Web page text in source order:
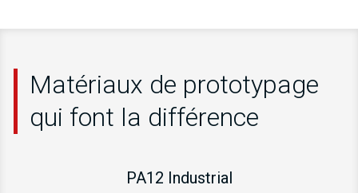
Matériaux de prototypage
qui font la différence
PA12 Industrial